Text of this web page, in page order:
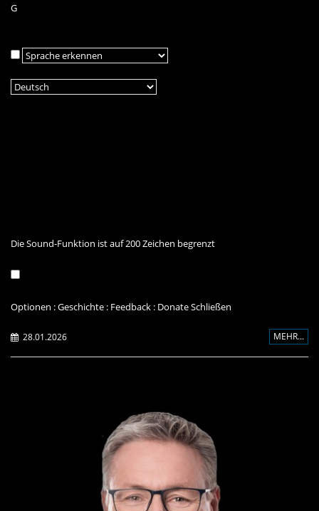
G
Die Sound-Funktion ist auf 200 Zeichen begrenzt
Optionen :Geschichte : Feedback : DonateSchließen
28.01.2026 MEHR...